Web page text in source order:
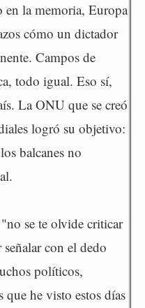
en la memoria, Europa
cómo un dictador
Campos de
todo igual. Eso sí,
La ONU que se creó
logró su objetivo:
balcanes no
se te olvide criticar
con el dedo
políticos,
que he visto estos días